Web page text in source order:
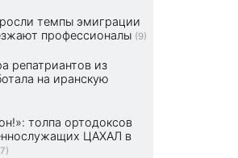
темпы эмиграции
профессионалы (9)
репатриантов из
на иранскую
толпа ортодоксов
ЦАХАЛ в